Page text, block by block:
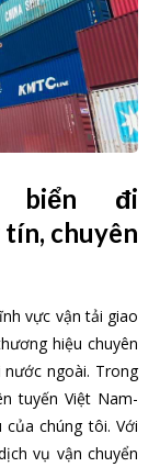
biển đi
tín, chuyên
vực vận tải giao
hiệu chuyên
ngoài. Trong
tuyến Việt Nam-
chúng tôi. Với
vụ vận chuyển